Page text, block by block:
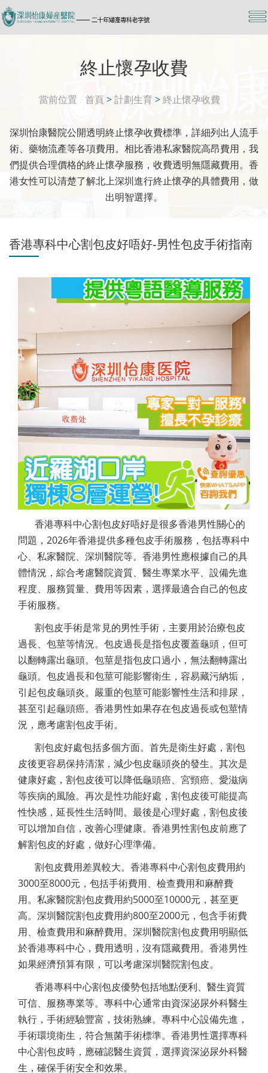
終止懷孕收費
當前位置 首頁 >計劃生育>終止懷孕收費
深圳怡康醫院公開透明終止懷孕收費標準，詳細列出人流手
術、藥物流產等各項費用。相比香港私家醫院高昂費用，我
們提供合理價格的終止懷孕服務，收費透明無隱藏費用。香
港女性可以清楚了解北上深圳進行終止懷孕的具體費用，做
出明智選擇。
香港專科中心割包皮好唔好-男性包皮手術指南
香港專科中心割包皮好唔好是很多香港男性關心的
問題，2026年香港提供多種包皮手術服務，包括專科中
心、私家醫院、深圳醫院等。香港男性應根據自己的具
體情況，綜合考慮醫院資質、醫生專業水平、設備先進
程度、服務質量、費用等因素，選擇最適合自己的包皮
手術服務。
割包皮手術是常見的男性手術，主要用於治療包皮
過長、包莖等情況。包皮過長是指包皮覆蓋龜頭，但可
以翻轉露出龜頭。包莖是指包皮口過小，無法翻轉露出
龜頭。包皮過長和包莖可能影響衛生，容易藏污納垢，
引起包皮龜頭炎。嚴重的包莖可能影響性生活和排尿，
甚至引起龜頭癌。香港男性如果存在包皮過長或包莖情
況，應考慮割包皮手術。
割包皮好處包括多個方面。首先是衛生好處，割包
皮後更容易保持清潔，減少包皮龜頭炎的發生。其次是
健康好處，割包皮後可以降低龜頭癌、宮頸癌、愛滋病
等疾病的風險。再次是性功能好處，割包皮後可能提高
性快感，延長性生活時間。最後是心理好處，割包皮後
可以增加自信，改善心理健康。香港男性割包皮前應了
解割包皮的好處，做好心理準備。
割包皮費用差異較大。香港專科中心割包皮費用約
3000至8000元，包括手術費用、檢查費用和麻醉費
用。私家醫院割包皮費用約5000至10000元，甚至更
高。深圳醫院割包皮費用約800至2000元，包含手術費
用、檢查費用和麻醉費用。深圳醫院割包皮費用明顯低
於香港專科中心，費用透明，沒有隱藏費用。香港男性
如果經濟預算有限，可以考慮深圳醫院割包皮。
香港專科中心割包皮優勢包括地點便利、醫生資質
可信、服務專業等。專科中心通常由資深泌尿外科醫生
執行，手術經驗豐富，技術熟練。專科中心設備先進，
手術環境衛生，符合無菌手術標準。香港男性選擇專科
中心割包皮時，應確認醫生資質，選擇資深泌尿外科醫
生，確保手術安全和效果。